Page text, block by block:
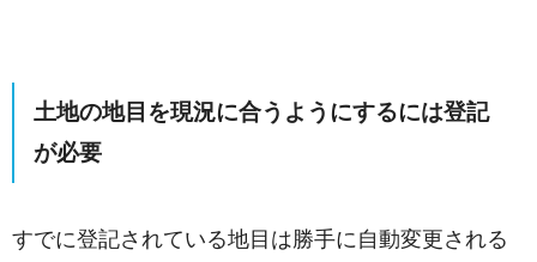
土地の地目を現況に合うようにするには登記
が必要
すでに登記されている地目は勝手に自動変更される